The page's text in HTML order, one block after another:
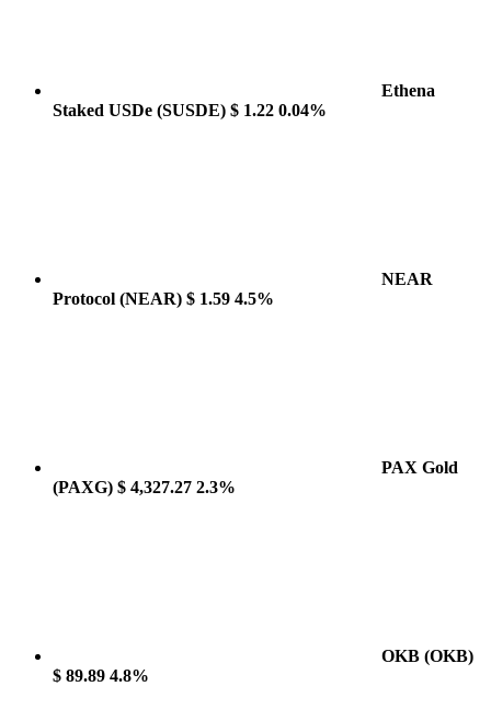
Ethena
Staked USDe (SUSDE) $ 1.22 0.04%
NEAR
Protocol (NEAR) $ 1.59 4.5%
PAX Gold
(PAXG) $ 4,327.27 2.3%
OKB (OKB)
$ 89.89 4.8%